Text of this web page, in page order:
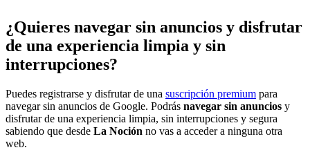
¿Quieres navegar sin anuncios y disfrutar
de una experiencia limpia y sin
interrupciones?
Puedes registrarse y disfrutar de una suscripción premium para
navegar sin anuncios de Google. Podrás navegar sin anuncios y
disfrutar de una experiencia limpia, sin interrupciones y segura
sabiendo que desde La Noción no vas a acceder a ninguna otra
web.